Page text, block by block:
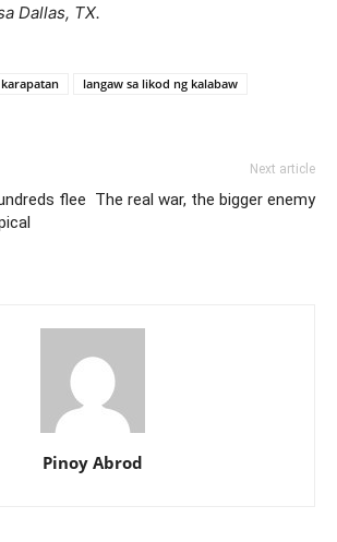
Dallas, TX.
karapatan
langaw sa likod ng kalabaw
flee
Next article
The real war, the bigger enemy
Pinoy Abrod